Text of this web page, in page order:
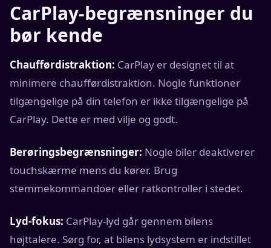
CarPlay-begrænsninger du
bør kende
Chaufførdistraktion: CarPlay er designet til at
minimere chaufførdistraktion. Nogle funktioner
tilgængelige på din telefon er ikke tilgængelige på
CarPlay. Dette er med vilje og godt.
Berøringsbegrænsninger: Nogle biler deaktiverer
touchskærme mens du kører. Brug
stemmekommandoer eller ratkontroller i stedet.
Lyd-fokus: CarPlay-lyd går gennem bilens
højttalere. Sørg for, at bilens lydsystem er indstillet